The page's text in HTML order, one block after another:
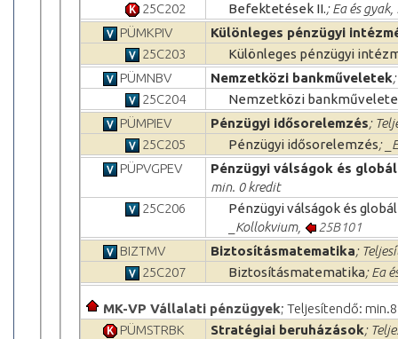
25C202
Befektetések II.; Ea és
PÜMKPIV
Különleges pénzügyi
25C203
Különleges pénzügyi
PÜMNBV
Nemzetközi bankműveletek
25C204
Nemzetközi
PÜMPIEV
Pénzügyi idősorelemzés;
25C205
Pénzügyi idősorelemzés;
PÜPVGPEV
Pénzügyi válságok és
min. 0 kredit
25C206
Pénzügyi válságok és
_Kollokvium,
25B101
BIZTMV
Biztosításmatematika;
25C207
Biztosításmatematika; Ea
MK-VP Vállalati pénzügyek; Teljesítendő:
PÜMSTRBK
Stratégiai beruházások;